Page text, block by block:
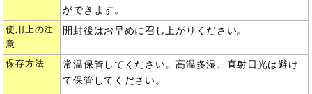
ができます。
使用上の注
意
開封後はお早めに召し上がりください。
保存方法
常温保管してください。高温多湿、直射日光は避け
て保管してください。